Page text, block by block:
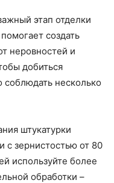
этап отделки
создать
неровностей и
добиться
соблюдать несколько
штукатурки
с зернистостью от 80
используйте более
обработки –